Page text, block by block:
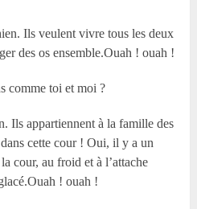
Ils veulent vivre tous les deux
des os ensemble.Ouah ! ouah !
comme toi et moi ?
Ils appartiennent à la famille des
cette cour ! Oui, il y a un
cour, au froid et à l’attache
! ouah !